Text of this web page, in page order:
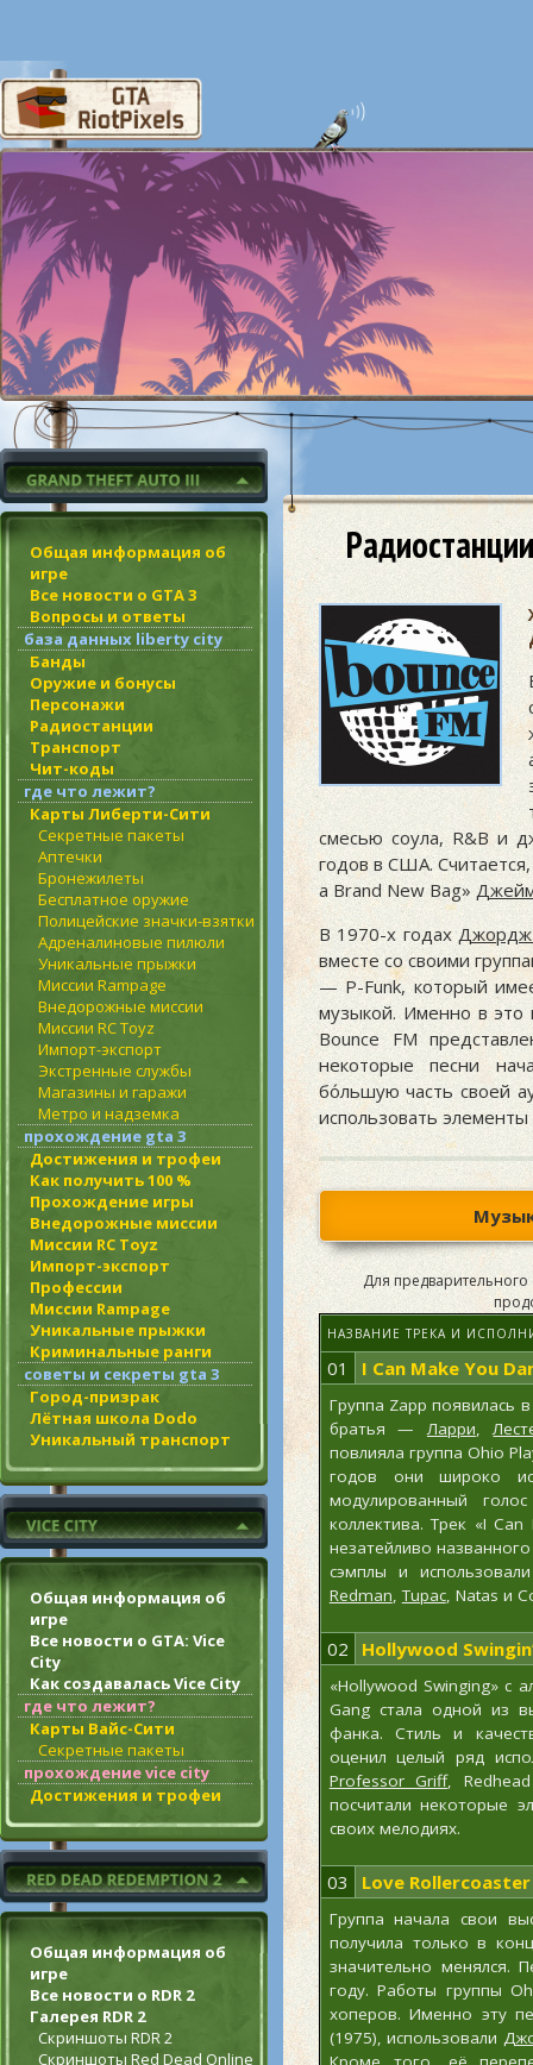
Общая информация об
игре
Все новости о GTA 3
Вопросы и ответы
база данных liberty city
Банды
Оружие и бонусы
Персонажи
Радиостанции
Транспорт
Чит-коды
где что лежит?
Карты Либерти-Сити
Секретные пакеты
Аптечки
Бронежилеты
Бесплатное оружие
Полицейские значки-взятки
Адреналиновые пилюли
Уникальные прыжки
Миссии Rampage
Внедорожные миссии
Миссии RC Toyz
Импорт-экспорт
Экстренные службы
Магазины и гаражи
Метро и надземка
прохождение gta 3
Достижения и трофеи
Как получить 100 %
Прохождение игры
Внедорожные миссии
Миссии RC Toyz
Импорт-экспорт
Профессии
Миссии Rampage
Уникальные прыжки
Криминальные ранги
советы и секреты gta 3
Город-призрак
Лётная школа Dodo
Уникальный транспорт
Общая информация об
игре
Все новости о GTA: Vice
City
Как создавалась Vice City
где что лежит?
Карты Вайс-Сити
Секретные пакеты
прохождение vice city
Достижения и трофеи
Общая информация об
игре
Все новости о RDR 2
Галерея RDR 2
Скриншоты RDR 2
Скриншоты Red Dead Online
смесью соула, R&B и
годов в США.
a Brand New Bag»
В 1970-х годах Джордж
вместе со своими
— P-Funk, который
музыкой. Именно в это
Bounce FM
некоторые песни
бо́льшую часть своей
использовать
Для
НАЗВАНИЕ ТРЕКА И
01 I Can Make You
Группа Zapp появилась
братья —Ларри,
повлияла группа Ohio
годов они широко
модулированный
коллектива. Трек «I
незатейливо
сэмплы и
Redman,Tupас, Natas и
02 Hollywood
«Hollywood Swinging» с
Gang стала одной из
фанка. Стиль и
оценил целый ряд
Professor Griff,
посчитали некоторые
своих мелодиях.
03 Love Rollercoaster
Группа начала свои
получила только в
значительно
году. Работы группы
хоперов. Именно эту
(1975), использовали